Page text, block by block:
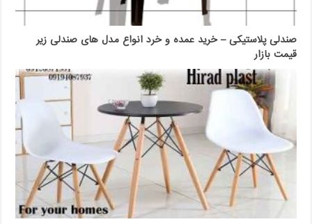
صندلی پلاستیکی – خرید عمده و خرد انواع مدل های صندلی زیر
قیمت بازار